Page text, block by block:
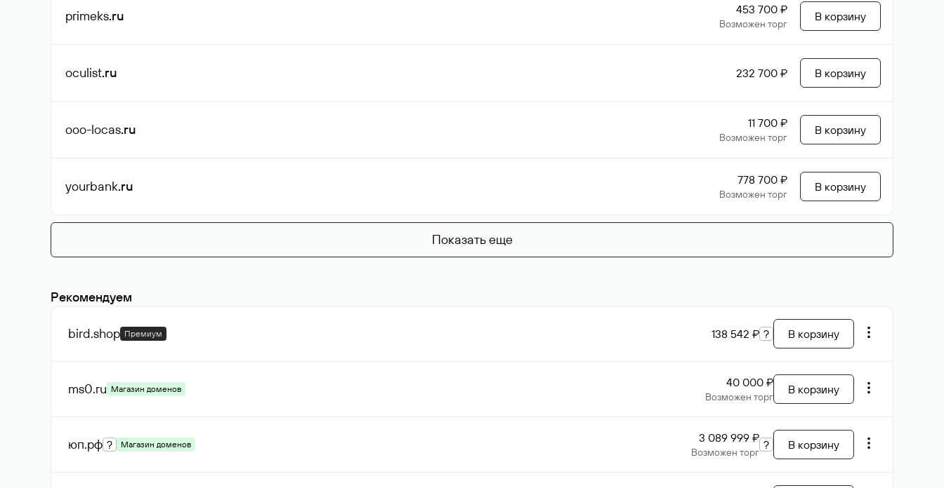
primeks.ru 453 700 ₽
Возможен торг
В корзину
oculist.ru 232 700 ₽ В корзину
ooo-locas.ru 11 700 ₽
Возможен торг
В корзину
yourbank.ru 778 700 ₽
Возможен торг
В корзину
Показать еще
Рекомендуем
bird.shop Премиум 138 542 ₽ ? В корзину
ms0.ru Магазин доменов 40 000 ₽
Возможен торг
В корзину
юп.рф ? Магазин доменов 3 089 999 ₽
Возможен торг
? В корзину